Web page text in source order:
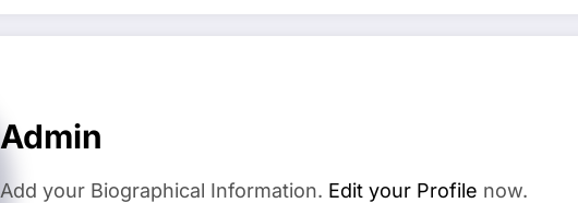
Admin
Add your Biographical Information. Edit your Profile now.